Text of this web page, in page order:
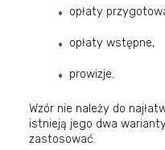
opłaty
opłaty wstępne,
prowizje.
Wzór nie należy do
istnieją jego dwa
zastosować.